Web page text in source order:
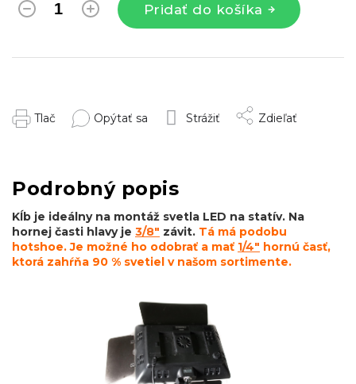
Pridať do košíka
Tlač Opýtať sa Strážiť Zdieľať
Podrobný popis
Kĺb je ideálny na montáž svetla LED na statív. Na
hornej časti hlavy je 3/8" závit. Tá má podobu
hotshoe. Je možné ho odobrať a mať 1/4" hornú časť,
ktorá zahŕňa 90 % svetiel v našom sortimente.